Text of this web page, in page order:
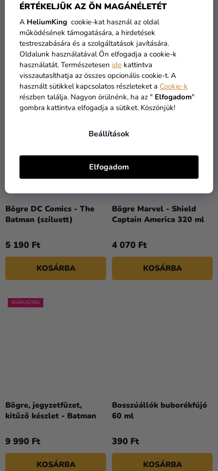
ÉRTÉKELJÜK AZ ÖN MAGÁNÉLETÉT
A HeliumKing cookie-kat használ az oldal
működésének támogatására, a hirdetések
testreszabására és a szolgáltatások javítására.
Oldalunk használatával Ön elfogadja a cookie-k
használatát. Természetesen ide kattintva
visszautasíthatja az összes opcionális cookie-t. A
használt sütikkel kapcsolatos részleteket a Cookie-k
részben találja. Nagyon örülnénk, ha az " Elfogadom"
gombra kattintva elfogadja a sütiket. Köszönjük!
Beállítások
Elfogadom
Black Panther Maszk
5 290 Ft
KOSÁRBA
Bögre DC Comics - Joker
HaHaHa 320 ml
5 300 Ft
KOSÁRBA
Bögre DC Comics - The
Batman (sziluett)
5 190 Ft
KOSÁRBA
Bögre Marvel - Shield
Captain America 320 ml
4 070 Ft
KOSÁRBA
KIÁRUSÍTÁS
Bögre, jegyzetfüzet,
kitűző készlet - Batman
9 990 Ft
KOSÁRBA
Bosszúállók buborékfújó
60 ml
390 Ft
KOSÁRBA